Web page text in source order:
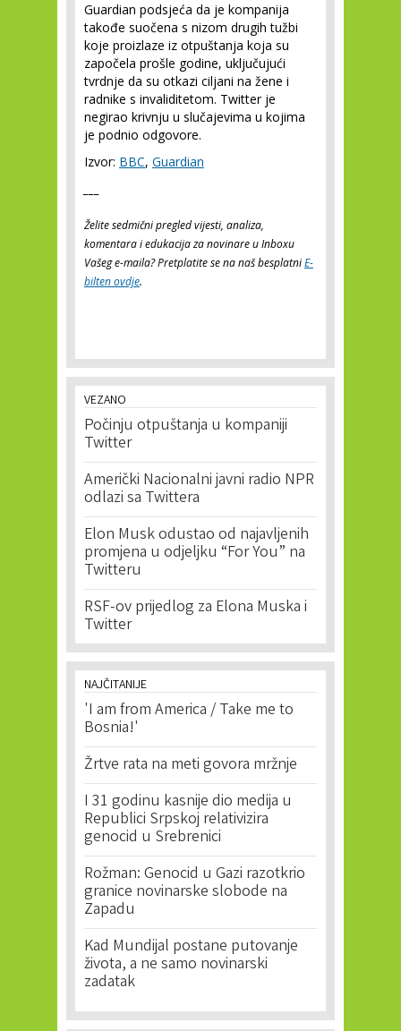
Guardian podsjeća da je kompanija
takođe suočena s nizom drugih tužbi
koje proizlaze iz otpuštanja koja su
započela prošle godine, uključujući
tvrdnje da su otkazi ciljani na žene i
radnike s invaliditetom. Twitter je
negirao krivnju u slučajevima u kojima
je podnio odgovore.
Izvor: BBC, Guardian
Želite sedmični pregled vijesti, analiza,
komentara i edukacija za novinare u Inboxu
Vašeg e-maila? Pretplatite se na naš besplatniE-
bilten ovdje.
VEZANO
Počinju otpuštanja u kompaniji
Twitter
Američki Nacionalni javni radio NPR
odlazi sa Twittera
Elon Musk odustao od najavljenih
promjena u odjeljku “For You” na
Twitteru
RSF-ov prijedlog za Elona Muska i
Twitter
NAJČITANIJE
'I am from America / Take me to
Bosnia!'
Žrtve rata na meti govora mržnje
I 31 godinu kasnije dio medija u
Republici Srpskoj relativizira
genocid u Srebrenici
Rožman: Genocid u Gazi razotkrio
granice novinarske slobode na
Zapadu
Kad Mundijal postane putovanje
života, a ne samo novinarski
zadatak